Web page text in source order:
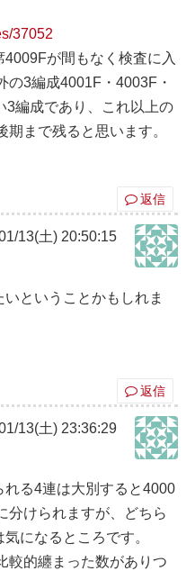
37052
が間もなく検査に入
の3編成4001F・4003F・
3編成であり、これ以上の
まで残ると思います。
返信
13(土) 20:50:15
ということかもしれま
返信
13(土) 23:36:29
る4連は大別すると4000
分けられますが、どちら
になるところです。
較的纏まった数がありつ